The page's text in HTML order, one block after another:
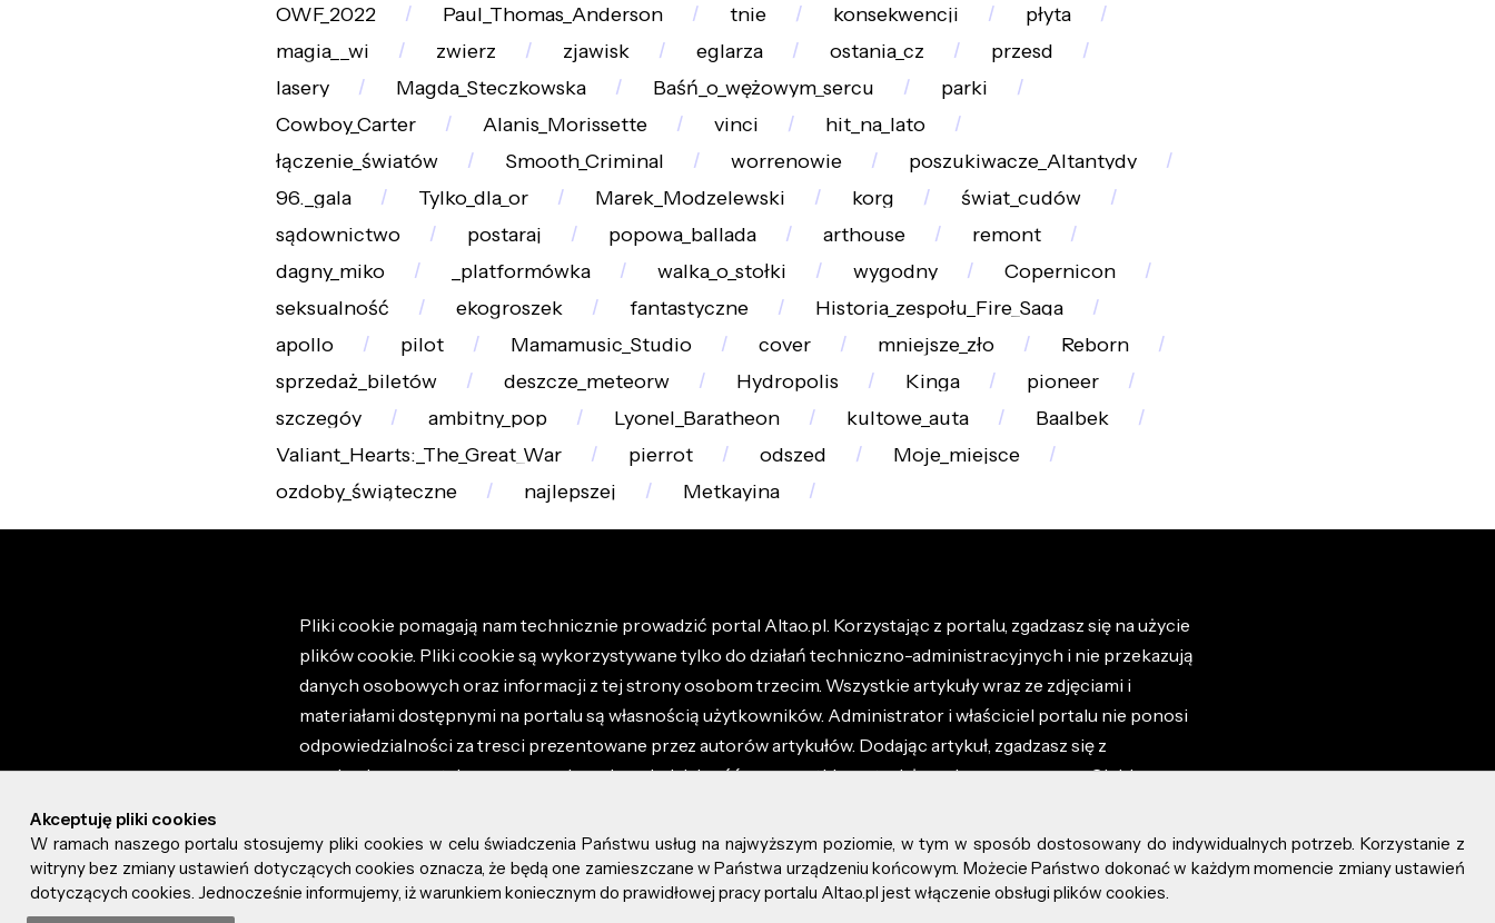
OWF_2022
Paul_Thomas_Anderson tnie konsekwencji
płyta
magia__wi
zwierz zjawisk eglarza ostania_cz
przesd
lasery
Magda_Steczkowska Baśń_o_wężowym_sercu
parki
Cowboy_Carter
Alanis_Morissette vinci
hit_na_lato
łączenie_światów
Smooth_Criminal worrenowie
poszukiwacze_Altantydy
96._gala
Tylko_dla_or Marek_Modzelewski korg
świat_cudów
sądownictwo
postaraj popowa_ballada arthouse
remont
dagny_miko
_platformówka walka_o_stołki wygodny
Copernicon
seksualność
ekogroszek fantastyczne
Historia_zespołu_Fire_Saga
apollo
pilot Mamamusic_Studio cover mniejsze_zło
Reborn
sprzedaż_biletów
deszcze_meteorw Hydropolis Kinga
pioneer
szczegóy
ambitny_pop Lyonel_Baratheon kultowe_auta
Baalbek
Valiant_Hearts:_The_Great_War
pierrot odszed
Moje_miejsce
ozdoby_świąteczne
najlepszej Metkayina
Pliki cookie pomagają nam technicznie prowadzić portal Altao.pl. Korzystając z portalu, zgadzasz się na użycie
plików cookie. Pliki cookie są wykorzystywane tylko do działań techniczno-administracyjnych i nie przekazują
danych osobowych oraz informacji z tej strony osobom trzecim. Wszystkie artykuły wraz ze zdjęciami i
materiałami dostępnymi na portalu są własnością użytkowników. Administrator i właściciel portalu nie ponosi
odpowiedzialności za tresci prezentowane przez autorów artykułów. Dodając artykuł, zgadzasz się z
regulaminem portalu oraz ponosisz odpowiedzialność za wszystkie materiały umieszczone przez Ciebie na
© 2026 altao.pl. Wszystkie prawa zastrzeżone.
0.043
Akceptuję pliki cookies
W ramach naszego portalu stosujemy pliki cookies w celu świadczenia Państwu usług na najwyższym poziomie, w tym w sposób dostosowany do indywidualnych potrzeb. Korzystanie z
witryny bez zmiany ustawień dotyczących cookies oznacza, że będą one zamieszczane w Państwa urządzeniu końcowym. Możecie Państwo dokonać w każdym momencie zmiany ustawień
dotyczących cookies. Jednocześnie informujemy, iż warunkiem koniecznym do prawidłowej pracy portalu Altao.pl jest włączenie obsługi plików cookies.